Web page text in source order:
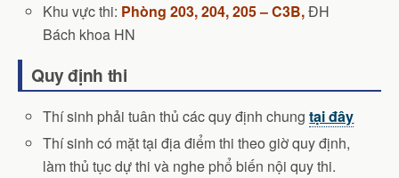
Khu vực thi: Phòng 203, 204, 205 – C3B,ĐH
Bách khoa HN
Quy định thi
Thí sinh phải tuân thủ các quy định chungtại đây
Thí sinh có mặt tại địa điểm thi theo giờ quy định,
làm thủ tục dự thi và nghe phổ biến nội quy thi.